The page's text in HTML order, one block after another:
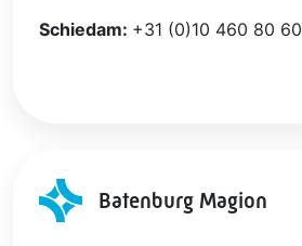
Schiedam: +31 (0)10 460 80 60
Batenburg Magion